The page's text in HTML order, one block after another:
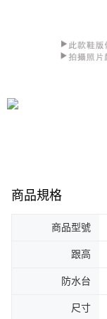
商品規格
商品型號
跟高
防水台
尺寸